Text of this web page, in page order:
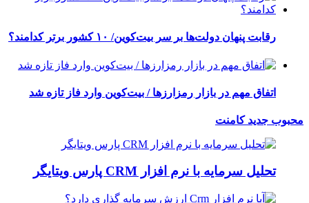
رقابت پنهان دولت‌ها بر سر بیت‌کوین/ ۱۰ کشور برتر کدامند؟
اتفاق مهم در بازار رمزارزها / بیت‌کوین وارد فاز تازه شد
محبوب جدیدکامنت
تحلیل سرمایه با نرم افزار CRM پارس ویتایگر